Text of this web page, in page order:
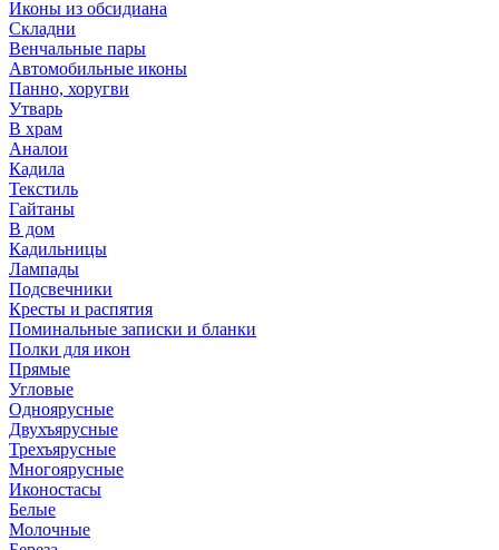
Иконы из обсидиана
Складни
Венчальные пары
Автомобильные иконы
Панно, хоругви
Утварь
В храм
Аналои
Кадила
Текстиль
Гайтаны
В дом
Кадильницы
Лампады
Подсвечники
Кресты и распятия
Поминальные записки и бланки
Полки для икон
Прямые
Угловые
Одноярусные
Двухъярусные
Трехъярусные
Многоярусные
Иконостасы
Белые
Молочные